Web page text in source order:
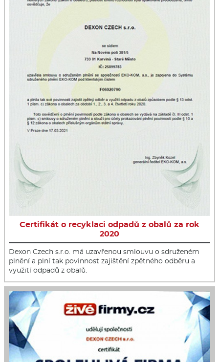
Certifikát o recyklaci odpadů z obalů za rok
2020
Dexon Czech s.r.o. má uzavřenou smlouvu o sdruženém
plnění a plní tak povinnost zajištění zpětného odběru a
využití odpadů z obalů.